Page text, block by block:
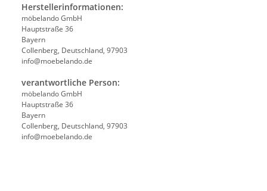
Herstellerinformationen:
möbelando GmbH
Hauptstraße 36
Bayern
Collenberg, Deutschland, 97903
info@moebelando.de
verantwortliche Person:
möbelando GmbH
Hauptstraße 36
Bayern
Collenberg, Deutschland, 97903
info@moebelando.de